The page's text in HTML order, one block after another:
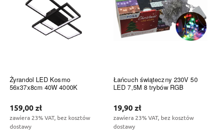
Żyrandol LED Kosmo
56x37x8cm 40W 4000K
159,00 zł
zawiera 23% VAT, bez kosztów
dostawy
Łańcuch świąteczny 230V 50
LED 7,5M 8 trybów RGB
19,90 zł
zawiera 23% VAT, bez kosztów
dostawy